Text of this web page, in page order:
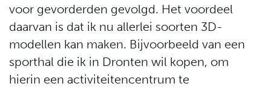
voor gevorderden gevolgd. Het voordeel
daarvan is dat ik nu allerlei soorten 3D-
modellen kan maken. Bijvoorbeeld van een
sporthal die ik in Dronten wil kopen, om
hierin een activiteitencentrum te